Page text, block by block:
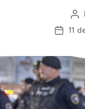
do
Data
11